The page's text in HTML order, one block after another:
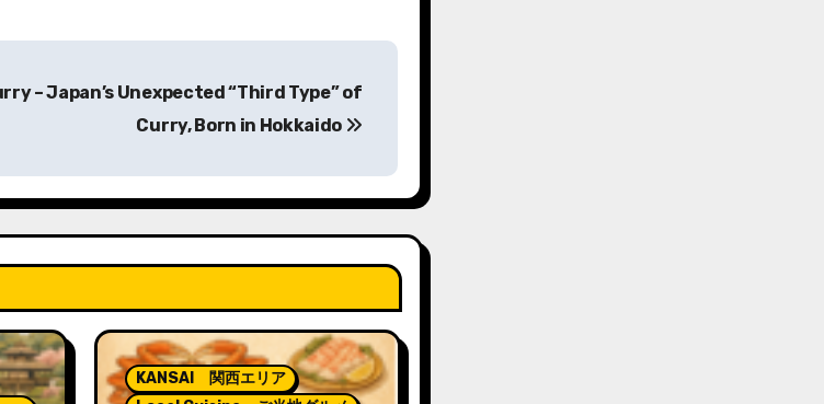
– Japan’s Unexpected “Third Type” of
Curry, Born in Hokkaido
KANSAI 関西エリア